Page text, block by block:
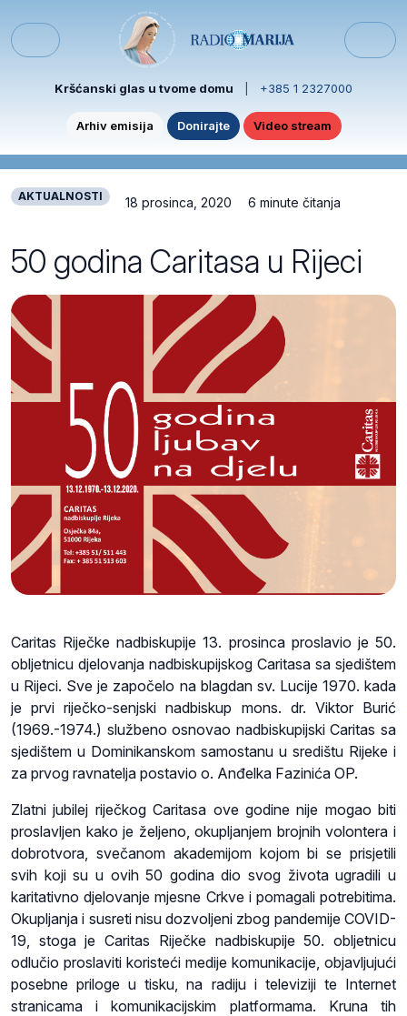
Menu
Kršćanski glas u tvome domu +385 1 2327000
Arhiv emisija Donirajte Video stream
AKTUALNOSTI 18 prosinca, 2020 6 minute čitanja
50 godina Caritasa u Rijeci
Caritas Riječke nadbiskupije 13. prosinca proslavio je 50.
obljetnicu djelovanja nadbiskupijskog Caritasa sa sjedištem
u Rijeci. Sve je započelo na blagdan sv. Lucije 1970. kada
je prvi riječko-senjski nadbiskup mons. dr. Viktor Burić
(1969.-1974.) službeno osnovao nadbiskupijski Caritas sa
sjedištem u Dominikanskom samostanu u središtu Rijeke i
za prvog ravnatelja postavio o. Anđelka Fazinića OP.
Zlatni jubilej riječkog Caritasa ove godine nije mogao biti
proslavljen kako je željeno, okupljanjem brojnih volontera i
dobrotvora, svečanom akademijom kojom bi se prisjetili
svih koji su u ovih 50 godina dio svog života ugradili u
karitativno djelovanje mjesne Crkve i pomagali potrebitima.
Okupljanja i susreti nisu dozvoljeni zbog pandemije COVID-
19, stoga je Caritas Riječke nadbiskupije 50. obljetnicu
odlučio proslaviti koristeći medije komunikacije, objavljujući
posebne priloge u tisku, na radiju i televiziji te Internet
stranicama i komunikacijskim platformama. Kruna tih